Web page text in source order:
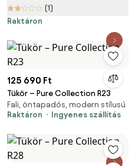
(1)
Raktáron
125 690 Ft
Tükör – Pure Collection R23
Fali, öntapadós, modern stílusú
Raktáron
Ingyenes szállítás